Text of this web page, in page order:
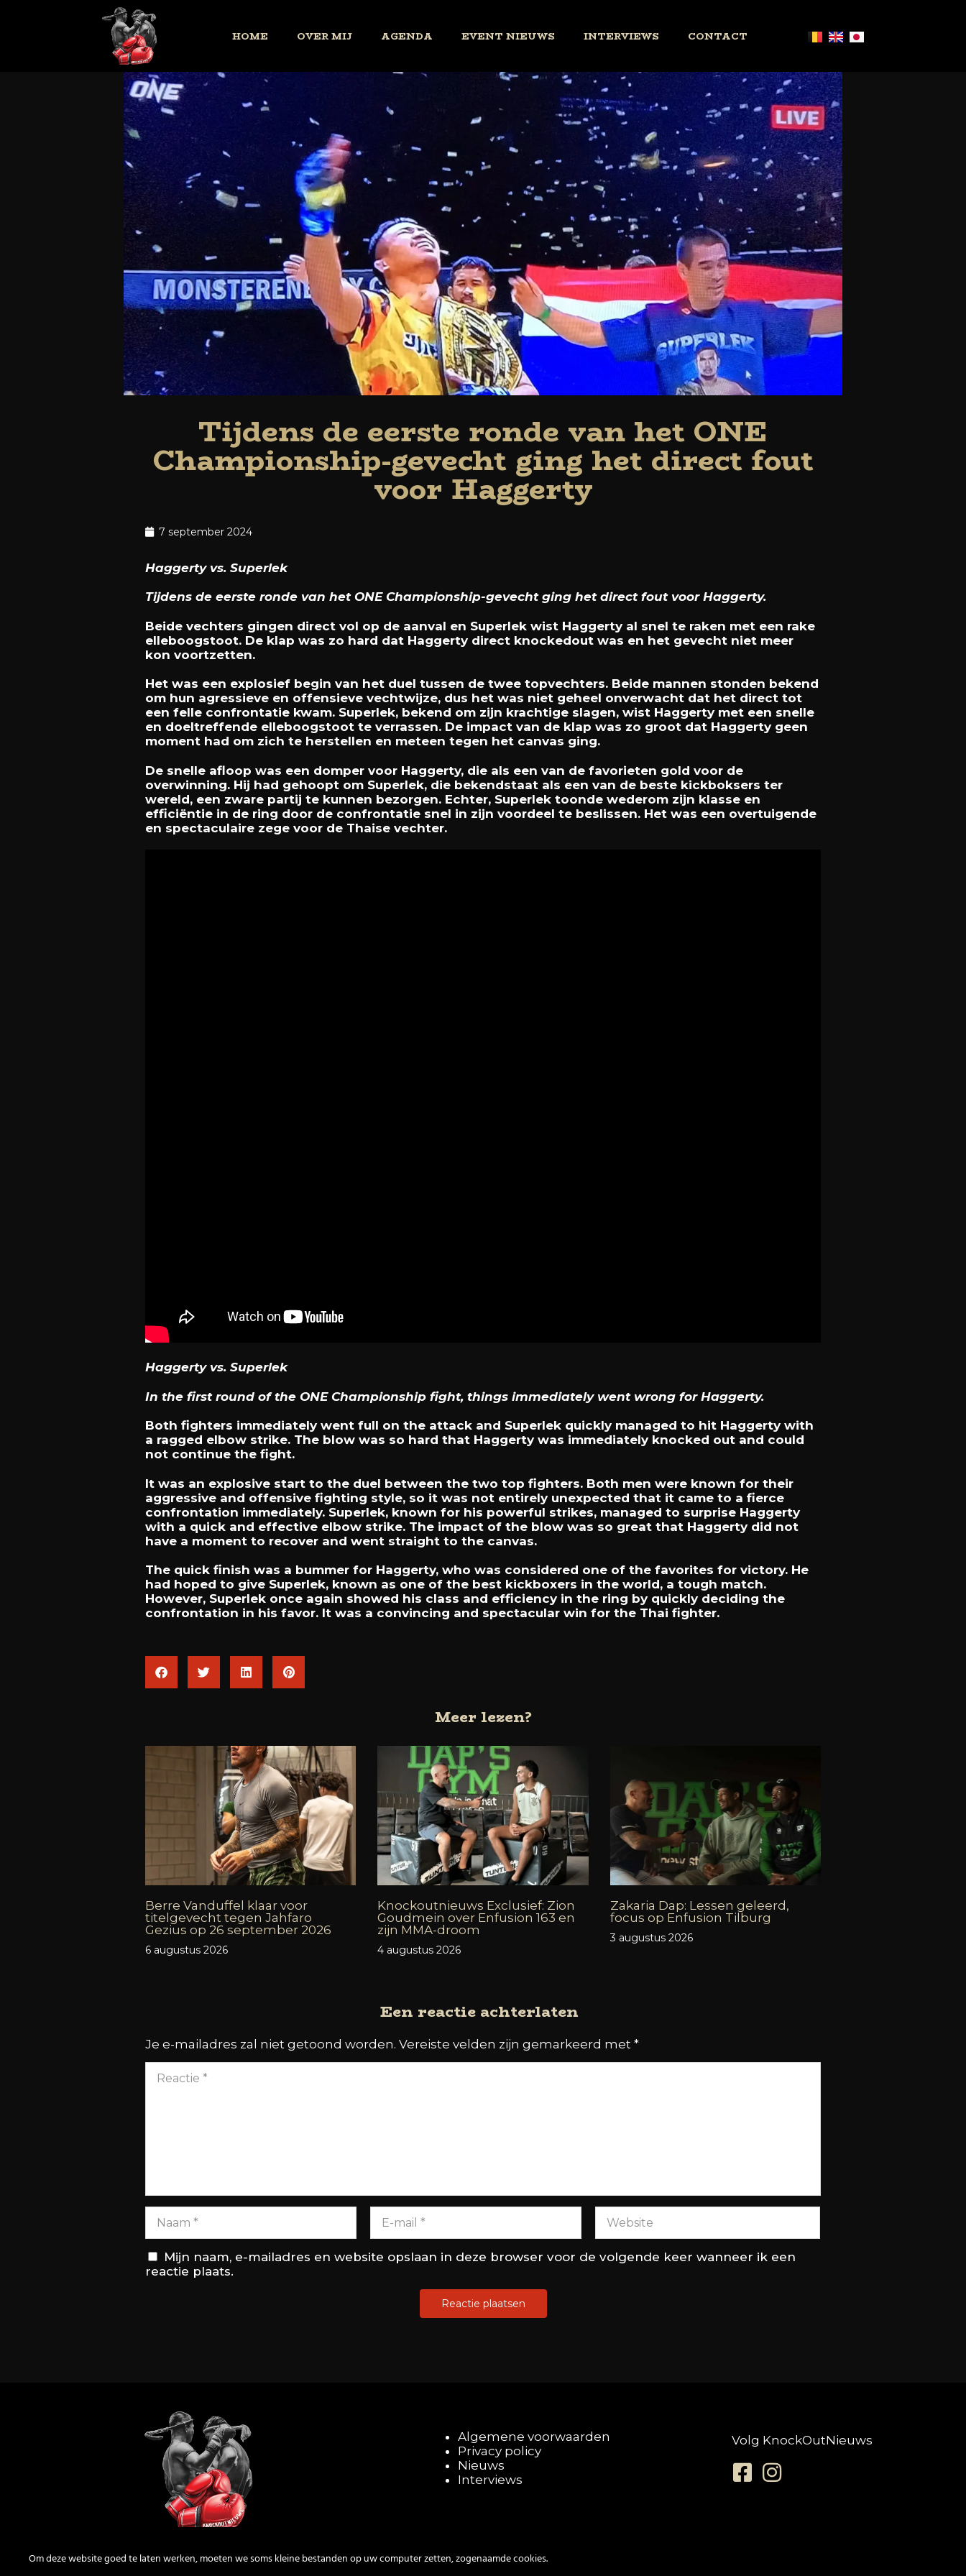
HOME OVER MIJ AGENDA EVENT NIEUWS INTERVIEWS CONTACT
Tijdens de eerste ronde van het ONE
Championship-gevecht ging het direct fout
voor Haggerty
7 september 2024
Haggerty vs. Superlek
Tijdens de eerste ronde van het ONE Championship-gevecht ging het direct fout voor Haggerty.
Beide vechters gingen direct vol op de aanval en Superlek wist Haggerty al snel te raken met een rake
elleboogstoot. De klap was zo hard dat Haggerty direct knockedout was en het gevecht niet meer
kon voortzetten.
Het was een explosief begin van het duel tussen de twee topvechters. Beide mannen stonden bekend
om hun agressieve en offensieve vechtwijze, dus het was niet geheel onverwacht dat het direct tot
een felle confrontatie kwam. Superlek, bekend om zijn krachtige slagen, wist Haggerty met een snelle
en doeltreffende elleboogstoot te verrassen. De impact van de klap was zo groot dat Haggerty geen
moment had om zich te herstellen en meteen tegen het canvas ging.
De snelle afloop was een domper voor Haggerty, die als een van de favorieten gold voor de
overwinning. Hij had gehoopt om Superlek, die bekendstaat als een van de beste kickboksers ter
wereld, een zware partij te kunnen bezorgen. Echter, Superlek toonde wederom zijn klasse en
efficiëntie in de ring door de confrontatie snel in zijn voordeel te beslissen. Het was een overtuigende
en spectaculaire zege voor de Thaise vechter.
Haggerty vs. Superlek
In the first round of the ONE Championship fight, things immediately went wrong for Haggerty.
Both fighters immediately went full on the attack and Superlek quickly managed to hit Haggerty with
a ragged elbow strike. The blow was so hard that Haggerty was immediately knocked out and could
not continue the fight.
It was an explosive start to the duel between the two top fighters. Both men were known for their
aggressive and offensive fighting style, so it was not entirely unexpected that it came to a fierce
confrontation immediately. Superlek, known for his powerful strikes, managed to surprise Haggerty
with a quick and effective elbow strike. The impact of the blow was so great that Haggerty did not
have a moment to recover and went straight to the canvas.
The quick finish was a bummer for Haggerty, who was considered one of the favorites for victory. He
had hoped to give Superlek, known as one of the best kickboxers in the world, a tough match.
However, Superlek once again showed his class and efficiency in the ring by quickly deciding the
confrontation in his favor. It was a convincing and spectacular win for the Thai fighter.
Meer lezen?
Berre Vanduffel klaar voor
titelgevecht tegen Jahfaro
Gezius op 26 september 2026
6 augustus 2026
Knockoutnieuws Exclusief: Zion
Goudmein over Enfusion 163 en
zijn MMA-droom
4 augustus 2026
Zakaria Dap: Lessen geleerd,
focus op Enfusion Tilburg
3 augustus 2026
Een reactie achterlaten
Je e-mailadres zal niet getoond worden. Vereiste velden zijn gemarkeerd met *
Mijn naam, e-mailadres en website opslaan in deze browser voor de volgende keer wanneer ik een
reactie plaats.
KnockOutNieuws
Algemene voorwaarden
Privacy policy
Nieuws
Interviews
Volg KnockOutNieuws
Om deze website goed te laten werken, moeten we soms kleine bestanden op uw computer zetten, zogenaamde cookies.